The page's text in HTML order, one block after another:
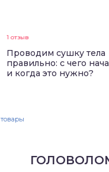
1 отзыв
Проводим сушку тела
правильно: с чего
и когда это нужно?